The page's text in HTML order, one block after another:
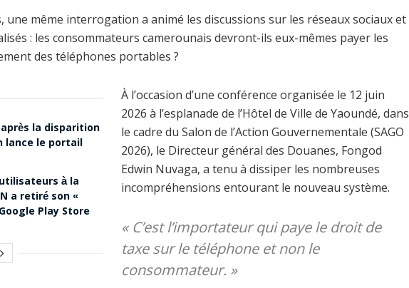
une même interrogation a animé les discussions sur les réseaux sociaux et
: les consommateurs camerounais devront-ils eux-mêmes payer les
des téléphones portables ?
la disparition
lance le portail
à la
a retiré son «
Play Store
À l’occasion d’une conférence organisée le 12 juin
2026 à l’esplanade de l’Hôtel de Ville de Yaoundé, dans
le cadre du Salon de l’Action Gouvernementale (SAGO
2026), le Directeur général des Douanes, Fongod
Edwin Nuvaga, a tenu à dissiper les nombreuses
incompréhensions entourant le nouveau système.
« C’est l’importateur qui paye le droit de
taxe sur le téléphone et non le
consommateur. »